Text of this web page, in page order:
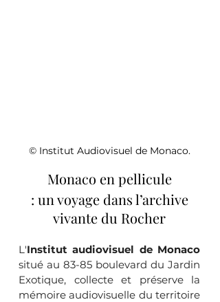
© Institut Audiovisuel de Monaco.
Monaco en pellicule
: un voyage dans l’archive
vivante du Rocher
L'Institut audiovisuel de Monaco
situé au 83-85 boulevard du Jardin
Exotique, collecte et préserve la
mémoire audiovisuelle du territoire